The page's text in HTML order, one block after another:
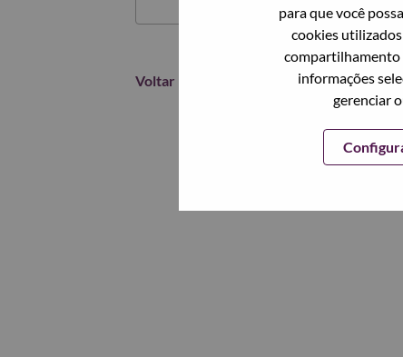
para que você
cookies
compartilhamento
informações
gerenciar
Voltar